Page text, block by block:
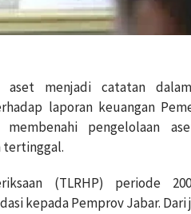
aset menjadi catatan
laporan keuangan
pengelolaan
tertinggal.
(TLRHP) periode
kepada Pemprov Jabar.